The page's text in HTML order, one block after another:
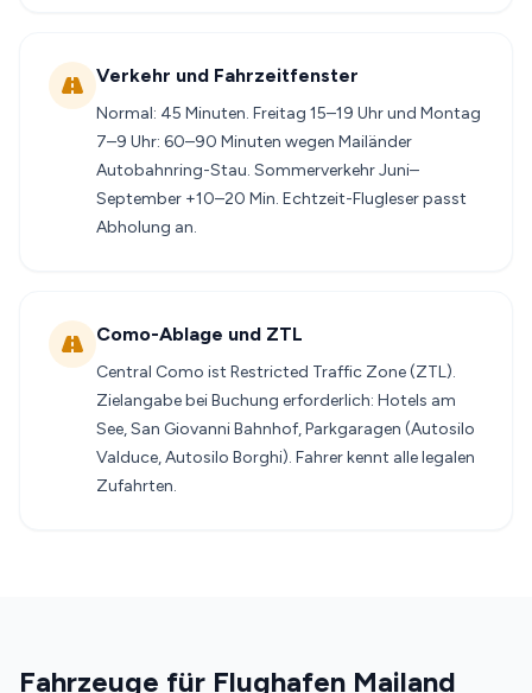
Verkehr und Fahrzeit­fenster
Normal: 45 Minuten. Freitag 15–19 Uhr und Montag
7–9 Uhr: 60–90 Minuten wegen Mailänder
Autobahnring-Stau. Sommerverkehr Juni–
September +10–20 Min. Echtzeit-Flugleser passt
Abholung an.
Como-Ablage und ZTL
Central Como ist Restricted Traffic Zone (ZTL).
Zielangabe bei Buchung erforderlich: Hotels am
See, San Giovanni Bahnhof, Parkgaragen (Autosilo
Valduce, Autosilo Borghi). Fahrer kennt alle legalen
Zufahrten.
Fahrzeuge für Flughafen Mailand